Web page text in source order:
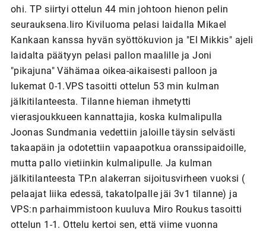
ohi. TP siirtyi ottelun 44 min johtoon hienon pelin
seurauksena.Iiro Kiviluoma pelasi laidalla Mikael
Kankaan kanssa hyvän syöttökuvion ja "El Mikkis" ajeli
laidalta päätyyn pelasi pallon maalille ja Joni
"pikajuna" Vähämaa oikea-aikaisesti palloon ja
lukemat 0-1.VPS tasoitti ottelun 53 min kulman
jälkitilanteesta. Tilanne hieman ihmetytti
vierasjoukkueen kannattajia, koska kulmalipulla
Joonas Sundmania vedettiin jaloille täysin selvästi
takaapäin ja odotettiin vapaapotkua oranssipaidoille,
mutta pallo vietiinkin kulmalipulle. Ja kulman
jälkitilanteesta TP.n alakerran sijoitusvirheen vuoksi (
pelaajat liika edessä, takatolpalle jäi 3v1 tilanne) ja
VPS:n parhaimmistoon kuuluva Miro Roukus tasoitti
ottelun 1-1. Ottelu kertoi sen, että viime vuonna